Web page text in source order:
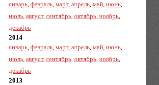
январь,февраль,март,апрель,май,июнь,
июль,август,сентябрь,октябрь,ноябрь,
декабрь
2014
январь,февраль,март,апрель,май,июнь,
июль,август,сентябрь,октябрь,ноябрь,
декабрь
2013